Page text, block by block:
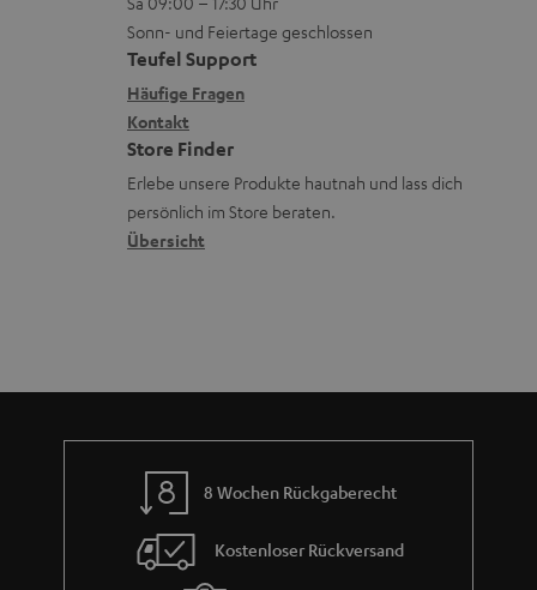
r
s
a
n
d
u
r
G
a
r
a
n
ä
t
e
R
ü
c
k
m
L
e
x
i
k
o
n
t
a
k
t
d
a
t
Sonn- und Feiertage geschlossen
Teufel Support
Häufige Fragen
Kontakt
Store Finder
Erlebe unsere Produkte hautnah und lass dich
persönlich im Store beraten.
Übersicht
8 Wochen Rückgaberecht
Kostenloser Rückversand